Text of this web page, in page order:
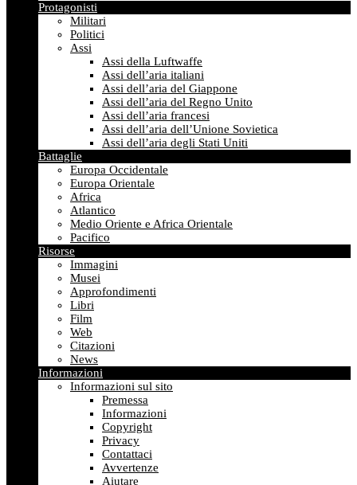
Protagonisti
Militari
Politici
Assi
Assi della Luftwaffe
Assi dell’aria italiani
Assi dell’aria del Giappone
Assi dell’aria del Regno Unito
Assi dell’aria francesi
Assi dell’aria dell’Unione Sovietica
Assi dell’aria degli Stati Uniti
Battaglie
Europa Occidentale
Europa Orientale
Africa
Atlantico
Medio Oriente e Africa Orientale
Pacifico
Risorse
Immagini
Musei
Approfondimenti
Libri
Film
Web
Citazioni
News
Informazioni
Informazioni sul sito
Premessa
Informazioni
Copyright
Privacy
Contattaci
Avvertenze
Aiutare